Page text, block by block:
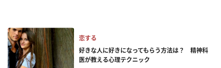
恋する
好きな人に好きになってもらう方法は？ 精神科
医が教える心理テクニック